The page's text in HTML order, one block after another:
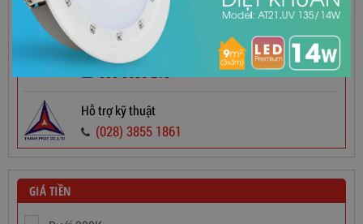
Dây Cáp Điện 1 Ruột Cadivi CV 2,5
565,000đ
Hotline Bán Hàng
090 9696 215 Mr Dũng
090 9696 215
090 9696 215
Hỗ trợ kỹ thuật
(028) 3855 1861
GIÁ TIỀN